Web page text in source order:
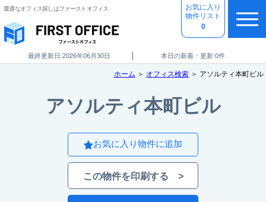
最適なオフィス探しはファーストオフィス
お気に入り
物件リスト
0
最終更新日:2026年06月30日 本日の新着・更新:0件
最終更新日:2026年06月30日 本日の新着・更新:0件
ホーム ＞ オフィス検索＞ アソルティ本町ビル
アソルティ本町ビル
お気に入り物件に追加
この物件を印刷する >